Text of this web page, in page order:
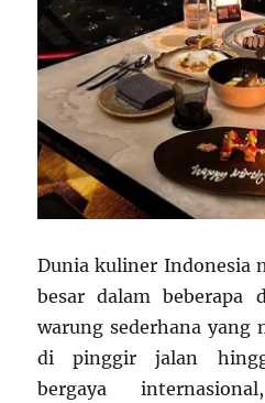
Dunia kuliner Indonesia
besar dalam beberapa
warung sederhana yang
di pinggir jalan
bergaya